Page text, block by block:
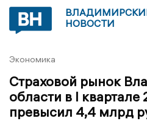
НОВОСТИ
Экономика
Страховой рынок
области в I квартале
превысил 4,4 млрд